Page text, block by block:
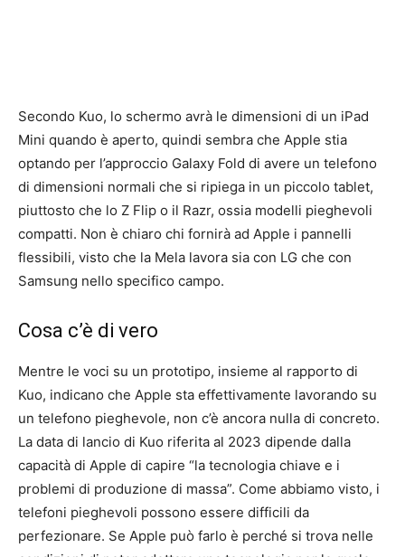
Secondo Kuo, lo schermo avrà le dimensioni di un iPad
Mini quando è aperto, quindi sembra che Apple stia
optando per l’approccio Galaxy Fold di avere un telefono
di dimensioni normali che si ripiega in un piccolo tablet,
piuttosto che lo Z Flip o il Razr, ossia modelli pieghevoli
compatti. Non è chiaro chi fornirà ad Apple i pannelli
flessibili, visto che la Mela lavora sia con LG che con
Samsung nello specifico campo.
Cosa c’è di vero
Mentre le voci su un prototipo, insieme al rapporto di
Kuo, indicano che Apple sta effettivamente lavorando su
un telefono pieghevole, non c’è ancora nulla di concreto.
La data di lancio di Kuo riferita al 2023 dipende dalla
capacità di Apple di capire “la tecnologia chiave e i
problemi di produzione di massa”. Come abbiamo visto, i
telefoni pieghevoli possono essere difficili da
perfezionare. Se Apple può farlo è perché si trova nelle